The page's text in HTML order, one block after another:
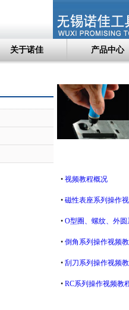
关于诺佳 产品中心
•视频教程概况
•磁性表座系列操作
•O型圈、螺纹、外
•倒角系列操作视频
•刮刀系列操作视频
•RC系列操作视频教